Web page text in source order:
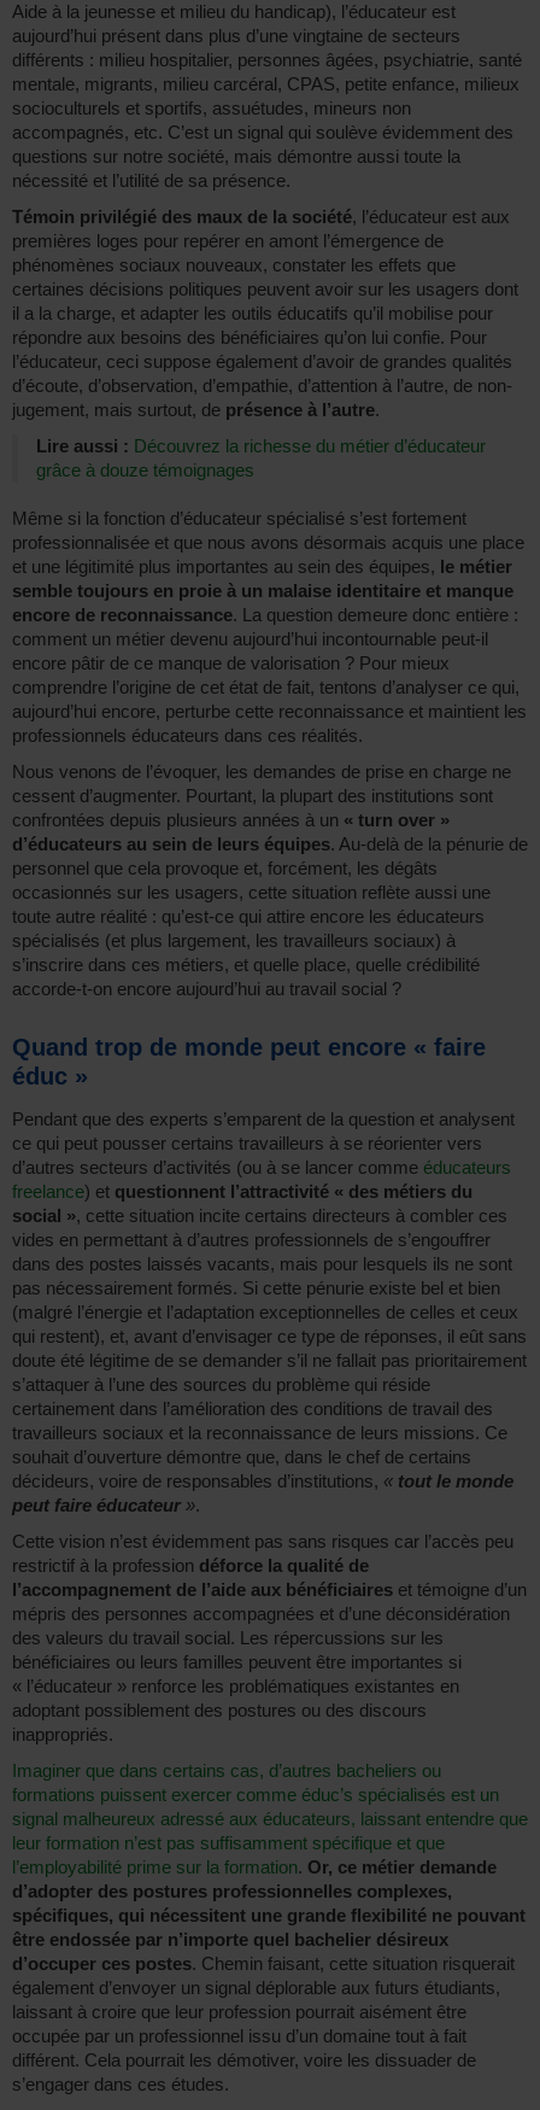
Aide à la jeunesse et milieu du handicap), l’éducateur est
aujourd’hui présent dans plus d’une vingtaine de secteurs
différents : milieu hospitalier, personnes âgées, psychiatrie, santé
mentale, migrants, milieu carcéral, CPAS, petite enfance, milieux
socioculturels et sportifs, assuétudes, mineurs non
accompagnés, etc. C’est un signal qui soulève évidemment des
questions sur notre société, mais démontre aussi toute la
nécessité et l’utilité de sa présence.
Témoin privilégié des maux de la société, l’éducateur est aux
premières loges pour repérer en amont l’émergence de
phénomènes sociaux nouveaux, constater les effets que
certaines décisions politiques peuvent avoir sur les usagers dont
il a la charge, et adapter les outils éducatifs qu’il mobilise pour
répondre aux besoins des bénéficiaires qu’on lui confie. Pour
l’éducateur, ceci suppose également d’avoir de grandes qualités
d’écoute, d’observation, d’empathie, d’attention à l’autre, de non-
jugement, mais surtout, de présence à l’autre.
Lire aussi : Découvrez la richesse du métier d’éducateur
grâce à douze témoignages
Même si la fonction d’éducateur spécialisé s’est fortement
professionnalisée et que nous avons désormais acquis une place
et une légitimité plus importantes au sein des équipes, le métier
semble toujours en proie à un malaise identitaire et manque
encore de reconnaissance. La question demeure donc entière :
comment un métier devenu aujourd’hui incontournable peut-il
encore pâtir de ce manque de valorisation ? Pour mieux
comprendre l’origine de cet état de fait, tentons d’analyser ce qui,
aujourd’hui encore, perturbe cette reconnaissance et maintient les
professionnels éducateurs dans ces réalités.
Nous venons de l’évoquer, les demandes de prise en charge ne
cessent d’augmenter. Pourtant, la plupart des institutions sont
confrontées depuis plusieurs années à un « turn over »
d’éducateurs au sein de leurs équipes. Au-delà de la pénurie de
personnel que cela provoque et, forcément, les dégâts
occasionnés sur les usagers, cette situation reflète aussi une
toute autre réalité : qu’est-ce qui attire encore les éducateurs
spécialisés (et plus largement, les travailleurs sociaux) à
s’inscrire dans ces métiers, et quelle place, quelle crédibilité
accorde-t-on encore aujourd’hui au travail social ?
Quand trop de monde peut encore « faire
éduc »
Pendant que des experts s’emparent de la question et analysent
ce qui peut pousser certains travailleurs à se réorienter vers
d’autres secteurs d’activités (ou à se lancer comme éducateurs
freelance) et questionnent l’attractivité « des métiers du
social », cette situation incite certains directeurs à combler ces
vides en permettant à d’autres professionnels de s’engouffrer
dans des postes laissés vacants, mais pour lesquels ils ne sont
pas nécessairement formés. Si cette pénurie existe bel et bien
(malgré l’énergie et l’adaptation exceptionnelles de celles et ceux
qui restent), et, avant d’envisager ce type de réponses, il eût sans
doute été légitime de se demander s’il ne fallait pas prioritairement
s’attaquer à l’une des sources du problème qui réside
certainement dans l’amélioration des conditions de travail des
travailleurs sociaux et la reconnaissance de leurs missions. Ce
souhait d’ouverture démontre que, dans le chef de certains
décideurs, voire de responsables d’institutions, « tout le monde
peut faire éducateur ».
Cette vision n’est évidemment pas sans risques car l’accès peu
restrictif à la profession déforce la qualité de
l’accompagnement de l’aide aux bénéficiaires et témoigne d’un
mépris des personnes accompagnées et d’une déconsidération
des valeurs du travail social. Les répercussions sur les
bénéficiaires ou leurs familles peuvent être importantes si
« l’éducateur » renforce les problématiques existantes en
adoptant possiblement des postures ou des discours
inappropriés.
Imaginer que dans certains cas, d’autres bacheliers ou
formations puissent exercer comme éduc’s spécialisés est un
signal malheureux adressé aux éducateurs, laissant entendre que
leur formation n’est pas suffisamment spécifique et que
l’employabilité prime sur la formation. Or, ce métier demande
d’adopter des postures professionnelles complexes,
spécifiques, qui nécessitent une grande flexibilité ne pouvant
être endossée par n’importe quel bachelier désireux
d’occuper ces postes. Chemin faisant, cette situation risquerait
également d’envoyer un signal déplorable aux futurs étudiants,
laissant à croire que leur profession pourrait aisément être
occupée par un professionnel issu d’un domaine tout à fait
différent. Cela pourrait les démotiver, voire les dissuader de
s’engager dans ces études.